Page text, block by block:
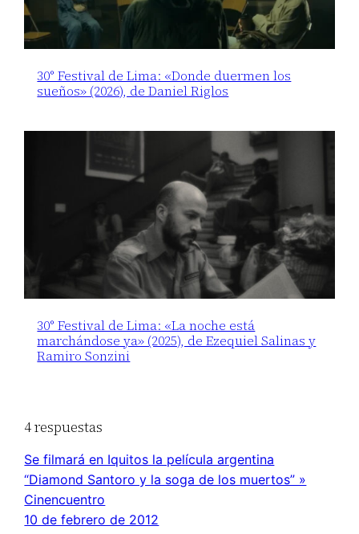
30° Festival de Lima: «Donde duermen los
sueños» (2026), de Daniel Riglos
30° Festival de Lima: «La noche está
marchándose ya» (2025), de Ezequiel Salinas y
Ramiro Sonzini
4 respuestas
Se filmará en Iquitos la película argentina
“Diamond Santoro y la soga de los muertos” »
Cinencuentro
10 de febrero de 2012